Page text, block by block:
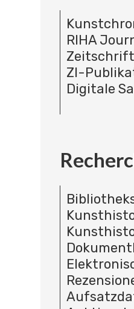
RIHA
ZI-
Digitale